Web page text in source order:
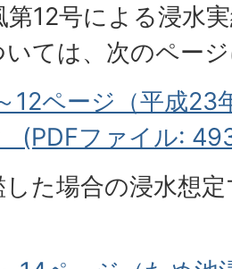
12号による浸水
いては、次のペー
12ページ（平成23
(PDFファイル:
た場合の浸水想